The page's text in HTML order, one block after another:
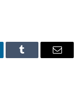
Tumblr
E-